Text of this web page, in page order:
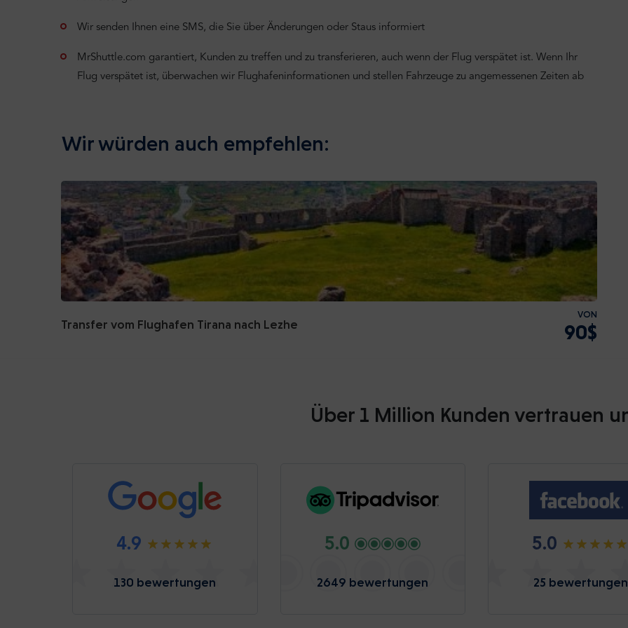
Wir senden Ihnen eine SMS, die Sie über Änderungen oder Staus informiert
MrShuttle.com garantiert, Kunden zu treffen und zu transferieren, auch wenn der Flug verspätet ist. Wenn Ihr
Flug verspätet ist, überwachen wir Flughafeninformationen und stellen Fahrzeuge zu angemessenen Zeiten ab
Wir würden auch empfehlen:
Transfer vom Flughafen Tirana nach Lezhe
VON
90$
Über 1 Million Kunden vertrauen
4.9
130 bewertungen
5.0
2649 bewertungen
5.0
25 bewertungen